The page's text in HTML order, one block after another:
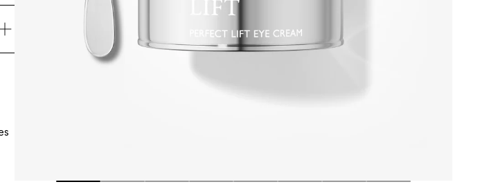
STEARATE, CETEARYL ISONONANOATE, CETEARYL ETHYLHEXANOATE, GLYCERIN,